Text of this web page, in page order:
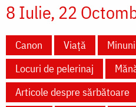
8 Iulie 22
Canon Viață Minuni
Locuri de pelerinaj
Articole despre sărbătoare